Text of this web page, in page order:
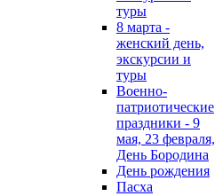
туры
8 марта -
женский день,
экскурсии и
туры
Военно-
патриотические
праздники - 9
мая, 23 февраля,
День Бородина
День рождения
Пасха